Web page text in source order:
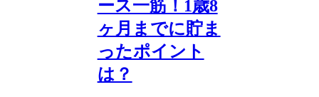
ース一筋！1歳8
ヶ月までに貯ま
ったポイント
は？